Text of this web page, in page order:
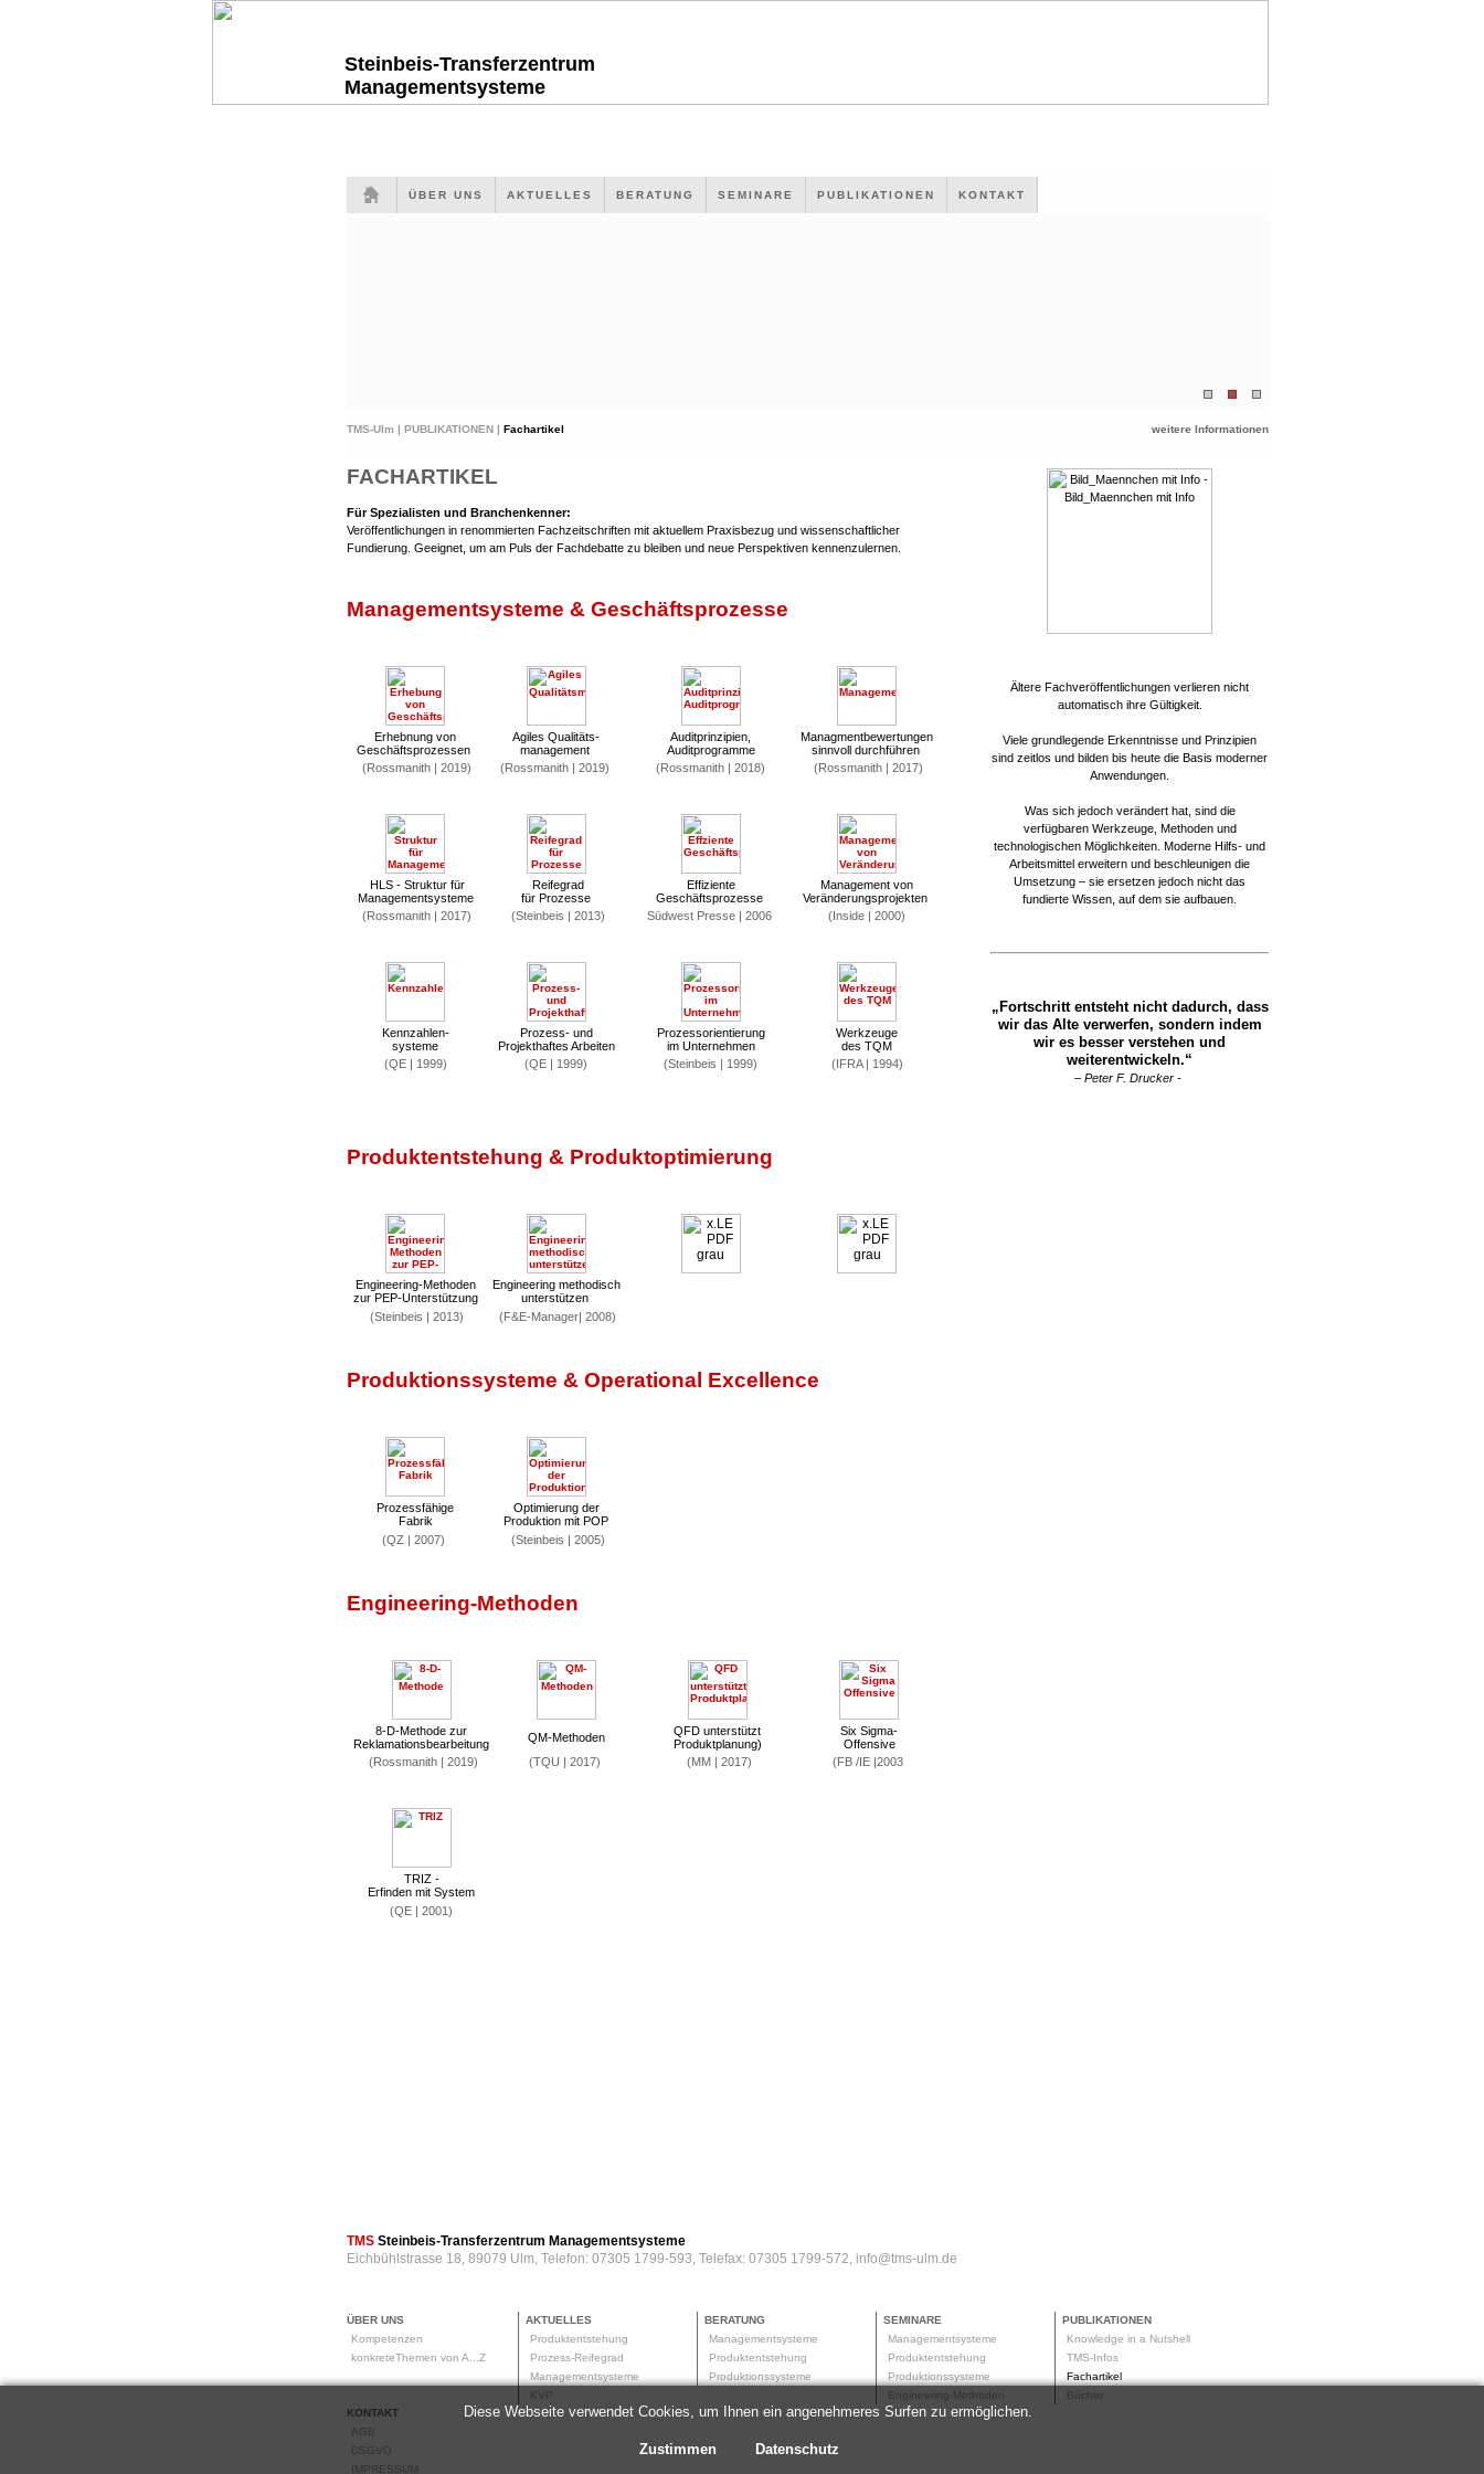
Steinbeis-Transferzentrum
Managementsysteme
ÜBER UNS AKTUELLES BERATUNG SEMINARE PUBLIKATIONEN KONTAKT
TMS-Ulm | PUBLIKATIONEN | Fachartikel weitere Informationen
FACHARTIKEL
Für Spezialisten und Branchenkenner:
Veröffentlichungen in renommierten Fachzeitschriften mit aktuellem Praxisbezug und wissenschaftlicher
Fundierung. Geeignet, um am Puls der Fachdebatte zu bleiben und neue Perspektiven kennenzulernen.
Managementsysteme & Geschäftsprozesse
Erhebnung von
Geschäftsprozessen
Agiles Qualitäts-
management
Auditprinzipien,
Auditprogramme
Managmentbewertungen
sinnvoll durchführen
(Rossmanith | 2019)
(Rossmanith | 2019) (Rossmanith | 2018) (Rossmanith | 2017)
HLS - Struktur für
Managementsysteme
Reifegrad
für Prozesse
Effiziente
Geschäftsprozesse
Management von
Veränderungsprojekten
(Rossmanith | 2017)
(Steinbeis | 2013) Südwest Presse | 2006 (Inside | 2000)
Kennzahlen-
systeme
Prozess- und
Projekthaftes Arbeiten
Prozessorientierung
im Unternehmen
Werkzeuge
des TQM
(QE | 1999)
(QE | 1999) (Steinbeis | 1999) (IFRA | 1994)
Produktentstehung & Produktoptimierung
Engineering-Methoden
zur PEP-Unterstützung
Engineering methodisch
unterstützen
(Steinbeis | 2013)
(F&E-Manager| 2008)
Produktionssysteme & Operational Excellence
Prozessfähige
Fabrik
Optimierung der
Produktion mit POP
(QZ | 2007)
(Steinbeis | 2005)
Engineering-Methoden
8-D-Methode zur
Reklamationsbearbeitung
QM-Methoden
QFD unterstützt
Produktplanung)
Six Sigma-
Offensive
(Rossmanith | 2019)
(TQU | 2017) (MM | 2017) (FB /IE |2003
TRIZ -
Erfinden mit System
(QE | 2001)
Ältere Fachveröffentlichungen verlieren nicht
automatisch ihre Gültigkeit.
Viele grundlegende Erkenntnisse und Prinzipien
sind zeitlos und bilden bis heute die Basis moderner
Anwendungen.
Was sich jedoch verändert hat, sind die
verfügbaren Werkzeuge, Methoden und
technologischen Möglichkeiten. Moderne Hilfs- und
Arbeitsmittel erweitern und beschleunigen die
Umsetzung – sie ersetzen jedoch nicht das
fundierte Wissen, auf dem sie aufbauen.
„Fortschritt entsteht nicht dadurch, dass
wir das Alte verwerfen, sondern indem
wir es besser verstehen und
weiterentwickeln.“
– Peter F. Drucker -
TMS Steinbeis-Transferzentrum Managementsysteme
Eichbühlstrasse 18, 89079 Ulm, Telefon: 07305 1799-593, Telefax: 07305 1799-572, info@tms-ulm.de
ÜBER UNS
Kompetenzen
konkreteThemen von A...Z
AKTUELLES
Produktentstehung
Prozess-Reifegrad
Managementsysteme
KVP
BERATUNG
Managementsysteme
Produktentstehung
Produktionssysteme
SEMINARE
Managementsysteme
Produktentstehung
Produktionssysteme
Engineering-Methoden
PUBLIKATIONEN
Knowledge in a Nutshell
TMS-Infos
Fachartikel
Bücher
KONTAKT
AGB
DSGVO
IMPRESSUM
Diese Webseite verwendet Cookies, um Ihnen ein angenehmeres Surfen zu ermöglichen.
Zustimmen Datenschutz